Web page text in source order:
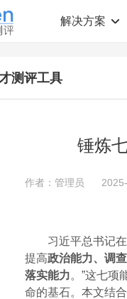
解决方案
决方案
人才盘
涯规划 360°
评产品
青年
评工具 AI招
测评工具
锤炼
作者：管理员
习近平总书记
提高政治能力、调
落实能力。”这七项
命的基石。本文结